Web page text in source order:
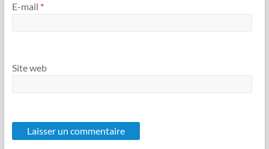
E-mail *
Site web